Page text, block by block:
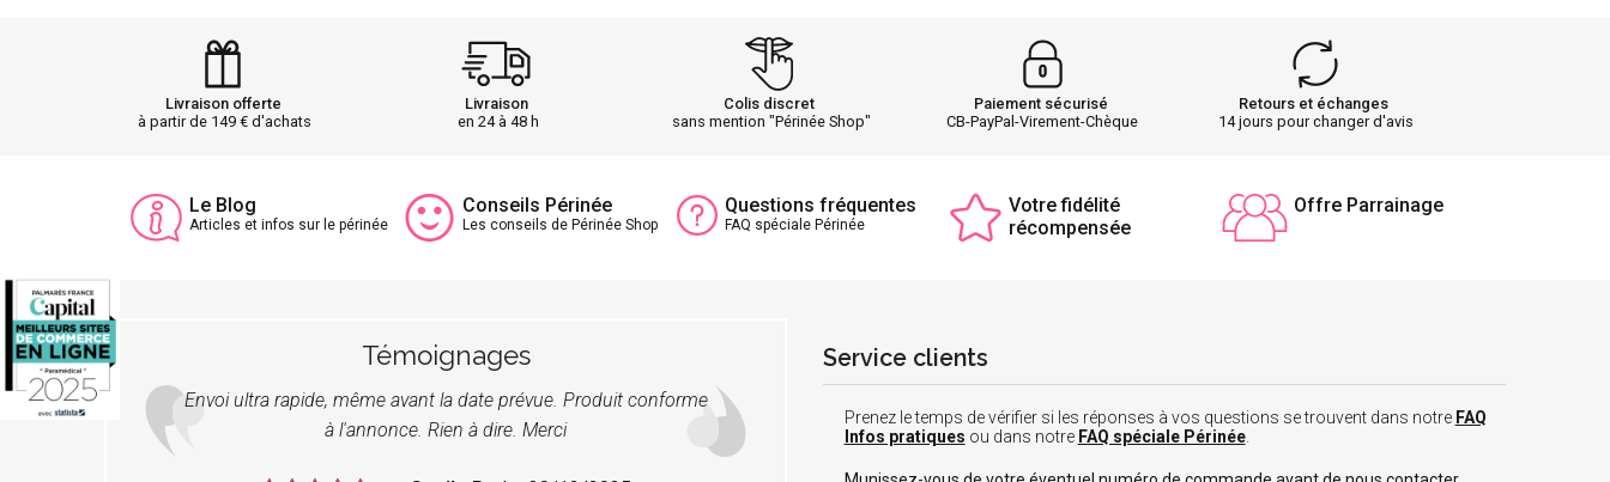
Livraison offerte
à partir de 149 € d'achats
Livraison
en 24 à 48 h
Colis discret
sans mention "Périnée Shop"
Paiement sécurisé
CB-PayPal-Virement-Chèque
Retours et échanges
14 jours pour changer d'avis
Le Blog
Articles et infos sur le périnée
Conseils Périnée
Les conseils de Périnée Shop
Questions fréquentes
FAQ spéciale Périnée
Votre fidélité
récompensée
Offre Parrainage
Témoignages
Envoi ultra rapide, même avant la date prévue. Produit conforme
à l'annonce. Rien à dire. Merci
Service clients
Prenez le temps de vérifier si les réponses à vos questions se trouvent dans notre FAQ
Infos pratiques ou dans notre FAQ spéciale Périnée.